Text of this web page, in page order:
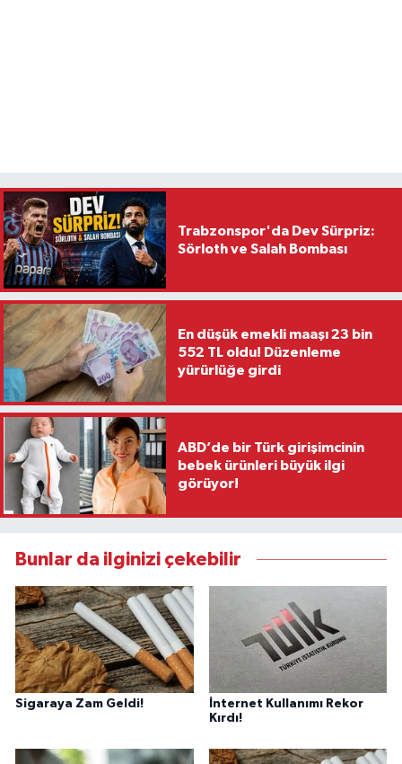
Trabzonspor'da Dev Sürpriz:
Sörloth ve Salah Bombası
En düşük emekli maaşı 23 bin
552 TL oldu! Düzenleme
yürürlüğe girdi
ABD’de bir Türk girişimcinin
bebek ürünleri büyük ilgi
görüyor!
Bunlar da ilginizi çekebilir
Sigaraya Zam Geldi!
İnternet Kullanımı Rekor
Kırdı!